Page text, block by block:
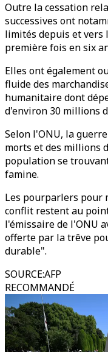
Outre la cessation
successives ont
limités depuis et vers
première fois en six
Elles ont également
fluide des
humanitaire dont
d'environ 30 millions
Selon l'ONU, la
morts et des millions
population se
famine.
Les pourparlers pour
conflit restent au
l'émissaire de l'ONU
offerte par la trêve
durable".
SOURCE:AFP
RECOMMANDÉ